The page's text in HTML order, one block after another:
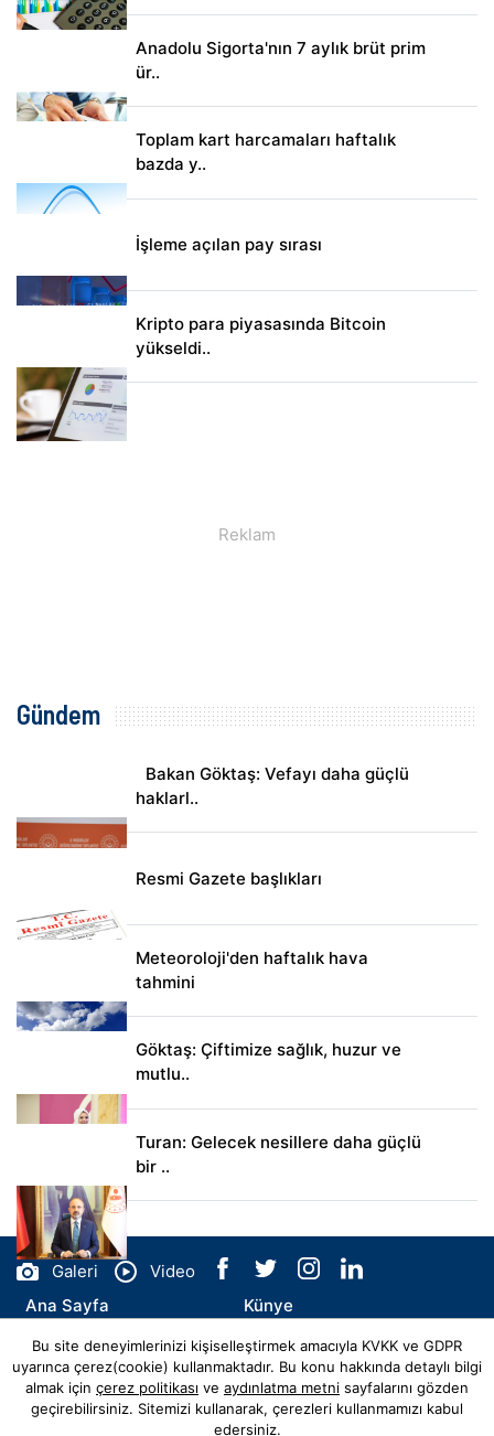
Anadolu Sigorta'nın 7 aylık brüt prim
ür..
Toplam kart harcamaları haftalık
bazda y..
İşleme açılan pay sırası
Kripto para piyasasında Bitcoin
yükseldi..
Gündem
Bakan Göktaş: Vefayı daha güçlü
haklarl..
Resmi Gazete başlıkları
Meteoroloji'den haftalık hava
tahmini
Göktaş: Çiftimize sağlık, huzur ve
mutlu..
Turan: Gelecek nesillere daha güçlü
bir ..
Galeri
Video
Ana Sayfa
Künye
İletişim
© Copyright 2026 sigortadan.com.tr Tüm Hakları Saklıdır.
Bu site deneyimlerinizi kişiselleştirmek amacıyla KVKK ve GDPR
uyarınca çerez(cookie) kullanmaktadır. Bu konu hakkında detaylı bilgi
almak için çerez politikası ve aydınlatma metni sayfalarını gözden
geçirebilirsiniz. Sitemizi kullanarak, çerezleri kullanmamızı kabul
edersiniz.